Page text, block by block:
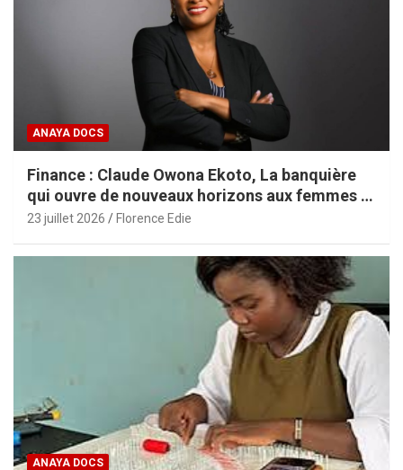
ANAYA DOCS
Finance : Claude Owona Ekoto, La banquière
qui ouvre de nouveaux horizons aux femmes et
aux PME africaines
23 juillet 2026 Florence Edie
ANAYA DOCS